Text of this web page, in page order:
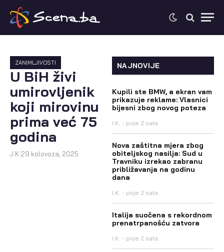
ZANIMLJIVOSTI
U BiH živi
umirovljenik
koji mirovinu
prima već 75
godina
J.K. 29 kolovoza, 2025
NAJNOVIJE
Kupili ste BMW, a ekran vam
prikazuje reklame: Vlasnici
bijesni zbog novog poteza
I.K. prije 2 sata
Nova zaštitna mjera zbog
obiteljskog nasilja: Sud u
Travniku izrekao zabranu
približavanja na godinu
dana
I.K. prije 2 sata
Italija suočena s rekordnom
prenatrpanošću zatvora
I.K. prije 2 sata